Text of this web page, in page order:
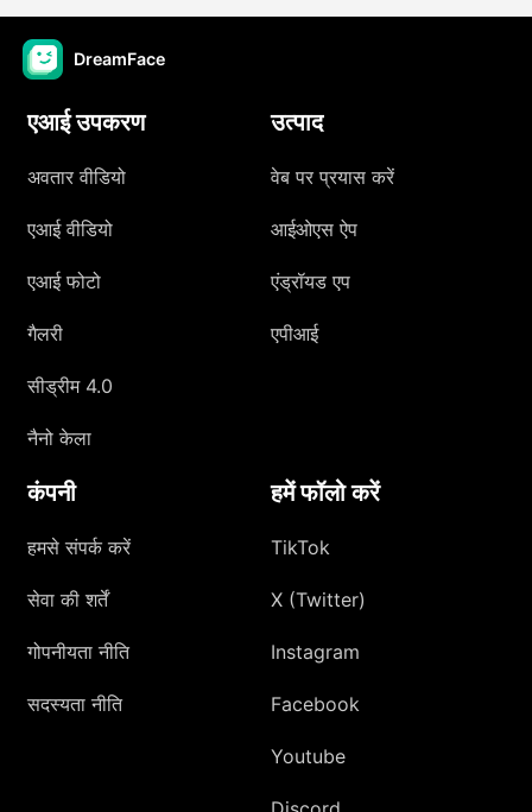
DreamFace
एआई उपकरण
अवतार वीडियो
एआई वीडियो
एआई फोटो
गैलरी
सीड्रीम 4.0
नैनो केला
उत्पाद
वेब पर प्रयास करें
आईओएस ऐप
एंड्रॉयड एप
एपीआई
कंपनी
हमसे संपर्क करें
सेवा की शर्तें
गोपनीयता नीति
सदस्यता नीति
हमें फॉलो करें
TikTok
X (Twitter)
Instagram
Facebook
Youtube